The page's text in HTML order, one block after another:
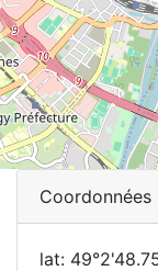
Coordonnées
lat: